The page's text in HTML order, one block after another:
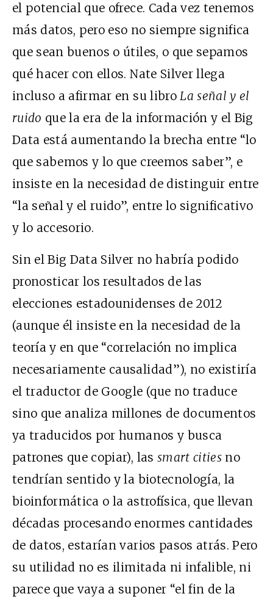
el potencial que ofrece. Cada vez tenemos
más datos, pero eso no siempre significa
que sean buenos o útiles, o que sepamos
qué hacer con ellos. Nate Silver llega
incluso a afirmar en su libroLa señal y el
ruido que la era de la información y el Big
Data está aumentando la brecha entre “lo
que sabemos y lo que creemos saber”, e
insiste en la necesidad de distinguir entre
“la señal y el ruido”, entre lo significativo
y lo accesorio.
Sin el Big Data Silver no habría podido
pronosticar los resultados de las
elecciones estadounidenses de 2012
(aunque él insiste en la necesidad de la
teoría y en que “correlación no implica
necesariamente causalidad”), no existiría
el traductor de Google (que no traduce
sino que analiza millones de documentos
ya traducidos por humanos y busca
patrones que copiar), las smart cities no
tendrían sentido y la biotecnología, la
bioinformática o la astrofísica, que llevan
décadas procesando enormes cantidades
de datos, estarían varios pasos atrás. Pero
su utilidad no es ilimitada ni infalible, ni
parece que vaya a suponer “el fin de la